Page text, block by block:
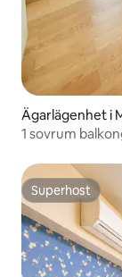
Ägarlägenhet i
1 sovrum
Superhost
Superhost